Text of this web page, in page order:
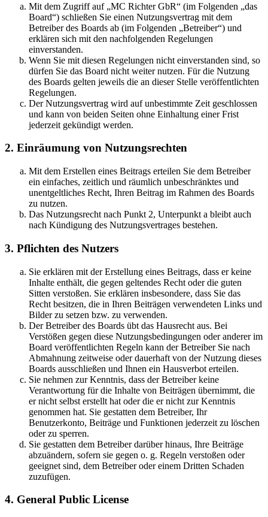
Mit dem Zugriff auf „MC Richter GbR“ (im Folgenden „das
Board“) schließen Sie einen Nutzungsvertrag mit dem
Betreiber des Boards ab (im Folgenden „Betreiber“) und
erklären sich mit den nachfolgenden Regelungen
einverstanden.
Wenn Sie mit diesen Regelungen nicht einverstanden sind, so
dürfen Sie das Board nicht weiter nutzen. Für die Nutzung
des Boards gelten jeweils die an dieser Stelle veröffentlichten
Regelungen.
Der Nutzungsvertrag wird auf unbestimmte Zeit geschlossen
und kann von beiden Seiten ohne Einhaltung einer Frist
jederzeit gekündigt werden.
2. Einräumung von Nutzungsrechten
Mit dem Erstellen eines Beitrags erteilen Sie dem Betreiber
ein einfaches, zeitlich und räumlich unbeschränktes und
unentgeltliches Recht, Ihren Beitrag im Rahmen des Boards
zu nutzen.
Das Nutzungsrecht nach Punkt 2, Unterpunkt a bleibt auch
nach Kündigung des Nutzungsvertrages bestehen.
3. Pflichten des Nutzers
Sie erklären mit der Erstellung eines Beitrags, dass er keine
Inhalte enthält, die gegen geltendes Recht oder die guten
Sitten verstoßen. Sie erklären insbesondere, dass Sie das
Recht besitzen, die in Ihren Beiträgen verwendeten Links und
Bilder zu setzen bzw. zu verwenden.
Der Betreiber des Boards übt das Hausrecht aus. Bei
Verstößen gegen diese Nutzungsbedingungen oder anderer im
Board veröffentlichten Regeln kann der Betreiber Sie nach
Abmahnung zeitweise oder dauerhaft von der Nutzung dieses
Boards ausschließen und Ihnen ein Hausverbot erteilen.
Sie nehmen zur Kenntnis, dass der Betreiber keine
Verantwortung für die Inhalte von Beiträgen übernimmt, die
er nicht selbst erstellt hat oder die er nicht zur Kenntnis
genommen hat. Sie gestatten dem Betreiber, Ihr
Benutzerkonto, Beiträge und Funktionen jederzeit zu löschen
oder zu sperren.
Sie gestatten dem Betreiber darüber hinaus, Ihre Beiträge
abzuändern, sofern sie gegen o. g. Regeln verstoßen oder
geeignet sind, dem Betreiber oder einem Dritten Schaden
zuzufügen.
4. General Public License